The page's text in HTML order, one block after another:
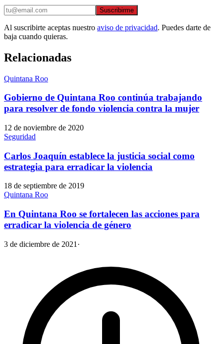
Suscribirme
Al suscribirte aceptas nuestro aviso de privacidad. Puedes darte de
baja cuando quieras.
Relacionadas
Quintana Roo
Gobierno de Quintana Roo continúa trabajando
para resolver de fondo violencia contra la mujer
12 de noviembre de 2020
Seguridad
Carlos Joaquín establece la justicia social como
estrategia para erradicar la violencia
18 de septiembre de 2019
Quintana Roo
En Quintana Roo se fortalecen las acciones para
erradicar la violencia de género
3 de diciembre de 2021 ·